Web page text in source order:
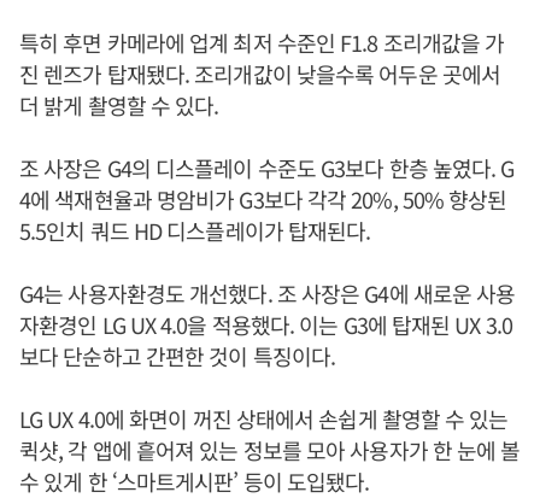
특히 후면 카메라에 업계 최저 수준인 F1.8 조리개값을 가
진 렌즈가 탑재됐다. 조리개값이 낮을수록 어두운 곳에서
더 밝게 촬영할 수 있다.
조 사장은 G4의 디스플레이 수준도 G3보다 한층 높였다. G
4에 색재현율과 명암비가 G3보다 각각 20%, 50% 향상된
5.5인치 쿼드 HD 디스플레이가 탑재된다.
G4는 사용자환경도 개선했다. 조 사장은 G4에 새로운 사용
자환경인 LG UX 4.0을 적용했다. 이는 G3에 탑재된 UX 3.0
보다 단순하고 간편한 것이 특징이다.
LG UX 4.0에 화면이 꺼진 상태에서 손쉽게 촬영할 수 있는
퀵샷, 각 앱에 흩어져 있는 정보를 모아 사용자가 한 눈에 볼
수 있게 한 ‘스마트게시판’ 등이 도입됐다.